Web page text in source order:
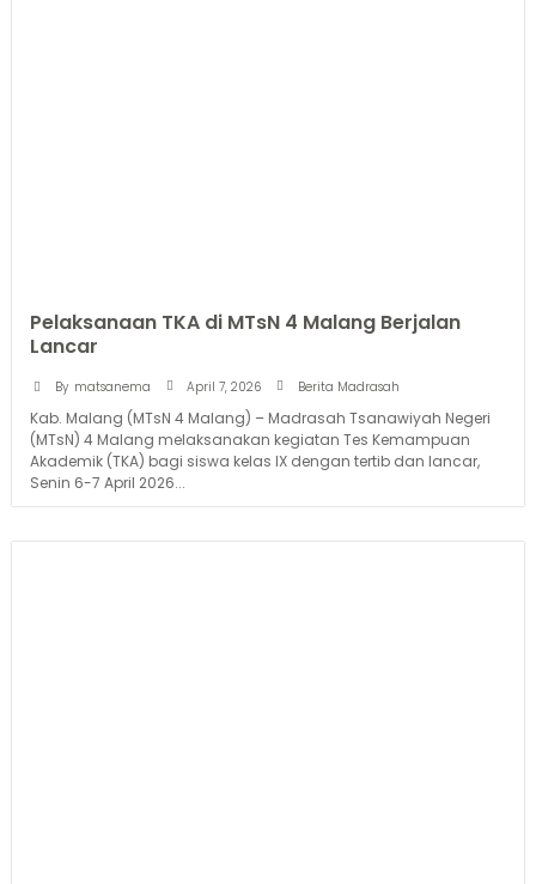
Pelaksanaan TKA di MTsN 4 Malang Berjalan
Lancar
By matsanema April 7, 2026 Berita Madrasah
Kab. Malang (MTsN 4 Malang) – Madrasah Tsanawiyah Negeri
(MTsN) 4 Malang melaksanakan kegiatan Tes Kemampuan
Akademik (TKA) bagi siswa kelas IX dengan tertib dan lancar,
Senin 6-7 April 2026...